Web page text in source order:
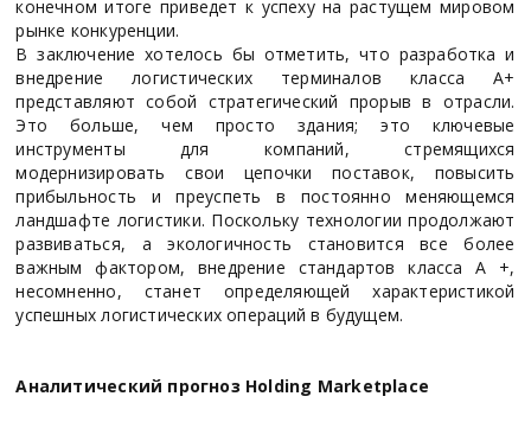
конечном итоге приведет к успеху на растущем мировом
рынке конкуренции.
В заключение хотелось бы отметить, что разработка и
внедрение логистических терминалов класса А+
представляют собой стратегический прорыв в отрасли.
Это больше, чем просто здания; это ключевые
инструменты для компаний, стремящихся
модернизировать свои цепочки поставок, повысить
прибыльность и преуспеть в постоянно меняющемся
ландшафте логистики. Поскольку технологии продолжают
развиваться, а экологичность становится все более
важным фактором, внедрение стандартов класса А +,
несомненно, станет определяющей характеристикой
успешных логистических операций в будущем.
Аналитический прогноз Holding Marketplace